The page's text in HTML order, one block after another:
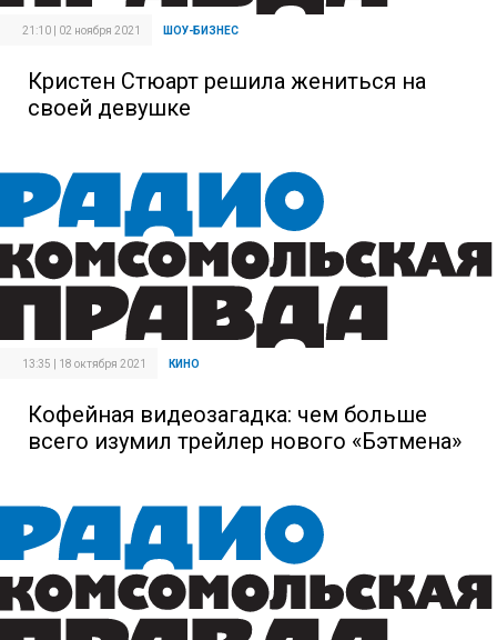
21:10 | 02 ноября 2021 ШОУ-БИЗНЕС
Кристен Стюарт решила жениться на
своей девушке
13:35 | 18 октября 2021 КИНО
Кофейная видеозагадка: чем больше
всего изумил трейлер нового «Бэтмена»